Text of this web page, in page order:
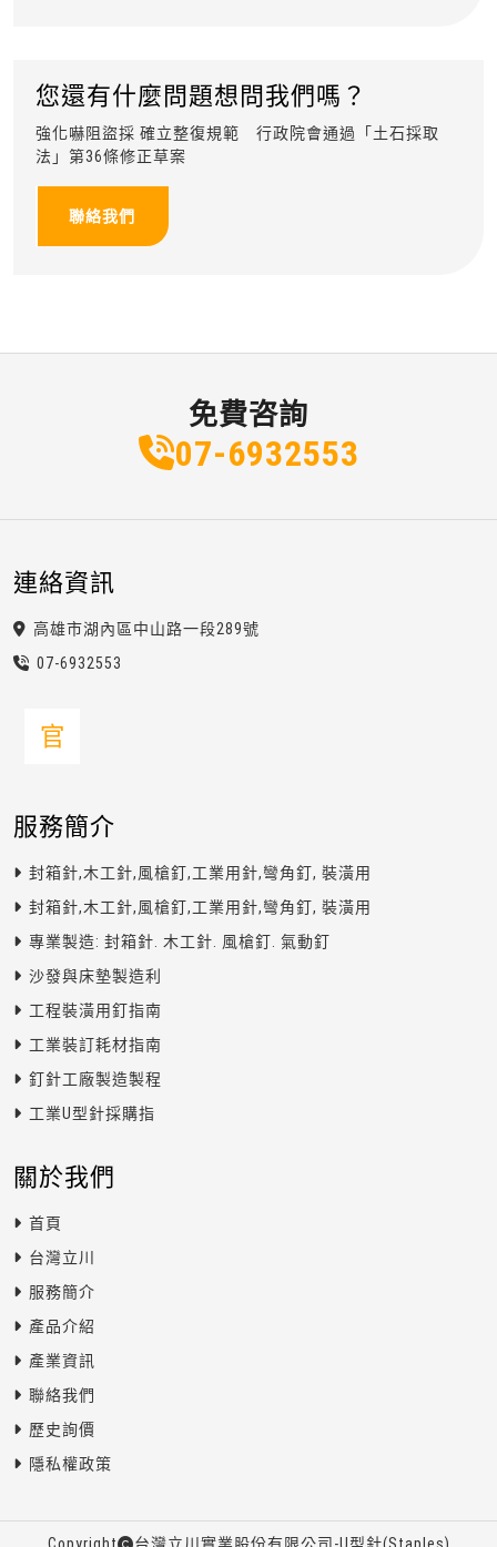
您還有什麼問題想問我們嗎？
強化嚇阻盜採 確立整復規範 行政院會通過「土石採取
法」第36條修正草案
聯絡我們
免費咨詢
07-6932553
關於我們
首頁
台灣立川
服務簡介
產品介紹
產業資訊
聯絡我們
歷史詢價
隱私權政策
服務簡介
封箱針,木工針,風槍釘,工業用針,彎角釘, 裝潢用
封箱針,木工針,風槍釘,工業用針,彎角釘, 裝潢用
專業製造: 封箱針. 木工針. 風槍釘. 氣動釘
沙發與床墊製造利
工程裝潢用釘指南
工業裝訂耗材指南
釘針工廠製造製程
工業U型針採購指
連絡資訊
高雄市湖內區中山路一段289號
07-6932553
官